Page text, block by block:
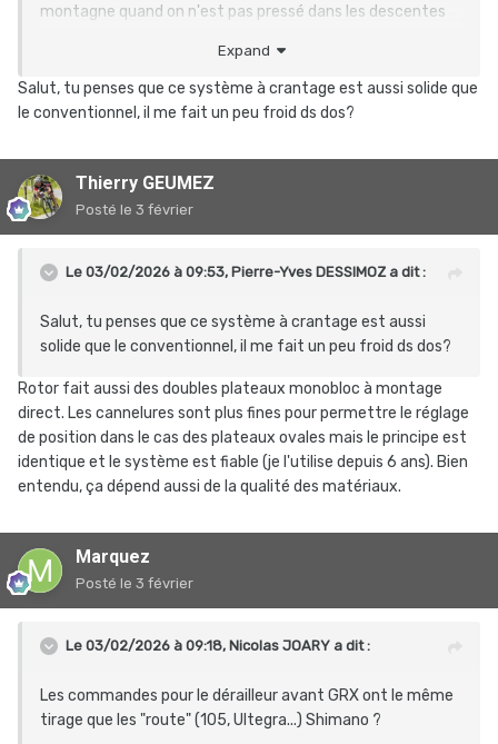
Le montage s'est fait sans problème, j'ai juste dû enlever
les entretoises entre les cuvettes extérieures et le boîtier
de pédalier (Deore XT compatible 68 et 73mm), pour
et réglé, le dérailleur SRAM X7 a accepté de faire son
passe sans cliquetis grâce à la chape longue, en ce compris
les combinaisons extrêmes déconseillées mais qu'on
et précipitation.
Un peu plus de cent bornes avec ce nouvel équipement qui,
pour l'instant, fonctionne bien. L'avenir me dira si la
longévité est au rendez-vous.
montagne quand on n'est pas pressé dans les descentes
sortie en groupe, je suis bien à la peine dès que ça ne
grimpe pas.
J'ai donc installé un pédalier Senicx PR3, axe 24mm
pratique actuelle.
C'est arrivé bien emballé dans sa petite boîte, les plateaux
empreinte T25). Ils sont proposés en plusieurs
combinaisons (30/46 ; 34/50 ; 36/52 et 39/53) ; et on
Expand
Salut, tu penses que ce système à crantage est aussi solide que
le conventionnel, il me fait un peu froid ds dos?
Thierry GEUMEZ
Posté le 3 février
Le 03/02/2026 à 09:53, Pierre-Yves DESSIMOZa dit :
Salut, tu penses que ce système à crantage est aussi
solide que le conventionnel, il me fait un peu froid ds dos?
Rotor fait aussi des doubles plateaux monobloc à montage
direct. Les cannelures sont plus fines pour permettre le réglage
de position dans le cas des plateaux ovales mais le principe est
identique et le système est fiable (je l'utilise depuis 6 ans). Bien
entendu, ça dépend aussi de la qualité des matériaux.
Marquez
Posté le 3 février
Le 03/02/2026 à 09:18, Nicolas JOARY a dit :
Les commandes pour le dérailleur avant GRX ont le même
tirage que les "route" (105, Ultegra...) Shimano ?